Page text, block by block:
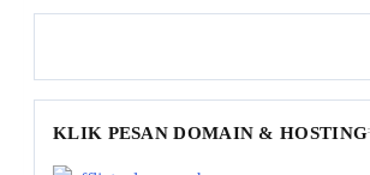
KLIK PESAN DOMAIN & HOSTING